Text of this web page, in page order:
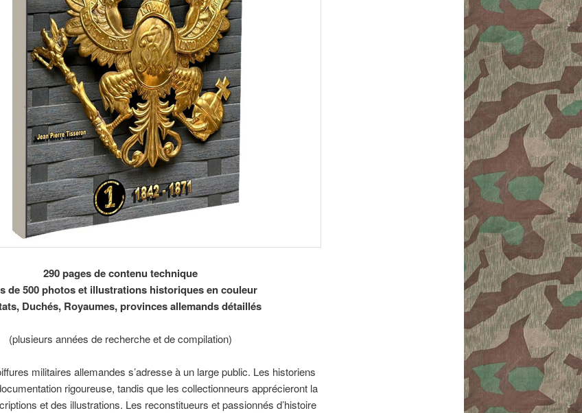
290 pages de contenu technique
de 500 photos et illustrations historiques en couleur
Duchés, Royaumes, provinces allemands détaillés
(plusieurs années de recherche et de compilation)
militaires allemandes s’adresse à un large public. Les historiens
rigoureuse, tandis que les collectionneurs apprécieront la
et des illustrations. Les reconstitueurs et passionnés d’histoire